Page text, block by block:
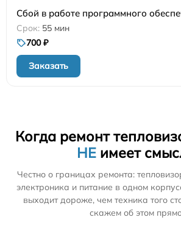
Сбой в работе программного
55 мин
700 ₽
Заказать
Когда ремонт
НЕ имеет
Честно о границах ремонта:
электроника и питание в одном
выходит дороже, чем техника того
скажем об этом